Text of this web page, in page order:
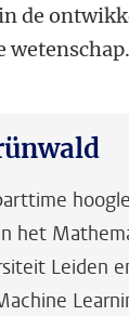
de
het
Leiden